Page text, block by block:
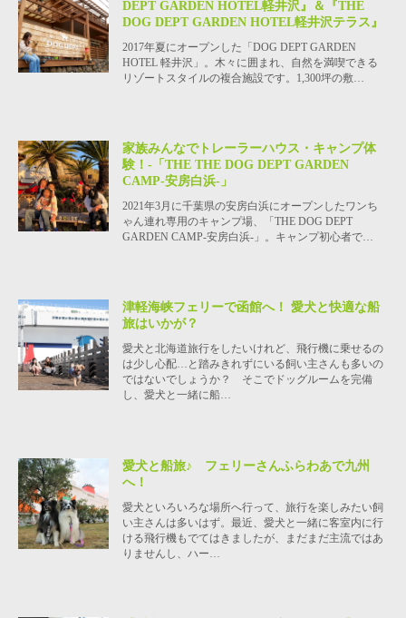
DEPT GARDEN HOTEL軽井沢』＆『THE
DOG DEPT GARDEN HOTEL軽井沢テラス』
2017年夏にオープンした「DOG DEPT GARDEN
HOTEL 軽井沢」。木々に囲まれ、自然を満喫できる
リゾートスタイルの複合施設です。1,300坪の敷…
家族みんなでトレーラーハウス・キャンプ体
験！-「THE THE DOG DEPT GARDEN
CAMP-安房白浜-」
2021年3月に千葉県の安房白浜にオープンしたワンち
ゃん連れ専用のキャンプ場、「THE DOG DEPT
GARDEN CAMP-安房白浜-」。キャンプ初心者で…
津軽海峡フェリーで函館へ！ 愛犬と快適な船
旅はいかが？
愛犬と北海道旅行をしたいけれど、飛行機に乗せるの
は少し心配…と踏みきれずにいる飼い主さんも多いの
ではないでしょうか？ そこでドッグルームを完備
し、愛犬と一緒に船…
愛犬と船旅♪ フェリーさんふらわあで九州
へ！
愛犬といろいろな場所へ行って、旅行を楽しみたい飼
い主さんは多いはず。最近、愛犬と一緒に客室内に行
ける飛行機もでてはきましたが、まだまだ主流ではあ
りませんし、ハー…